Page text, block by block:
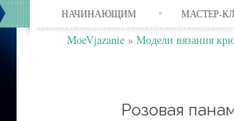
НАЧИНАЮЩИМ МАСТЕР-
MoeVjazanie» Модели вязания
Розовая